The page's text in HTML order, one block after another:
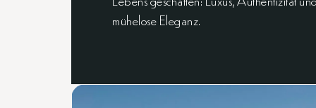
mühelose Eleganz.